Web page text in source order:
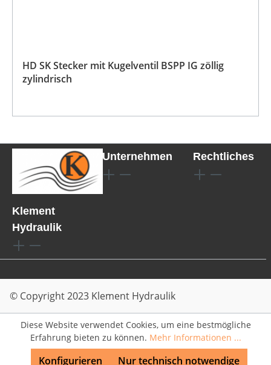
HD SK Stecker mit Kugelventil BSPP IG zöllig
zylindrisch
Klement
Hydraulik
Unternehmen Rechtliches
© Copyright 2023 Klement Hydraulik
Diese Website verwendet Cookies, um eine bestmögliche
Erfahrung bieten zu können. Mehr Informationen ...
Nur technisch notwendige
Konfigurieren